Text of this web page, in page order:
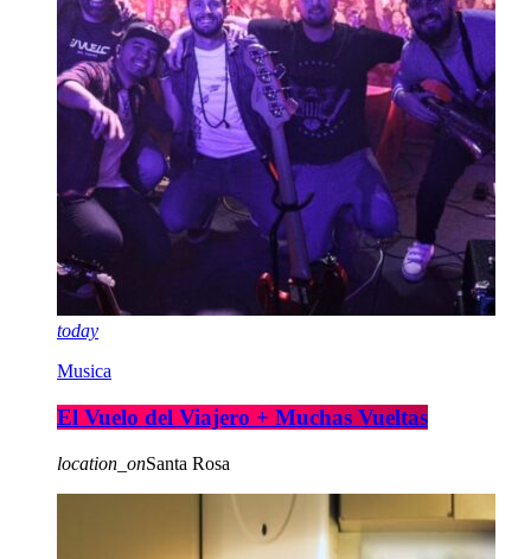
today
Musica
El Vuelo del Viajero + Muchas Vueltas
location_onSanta Rosa